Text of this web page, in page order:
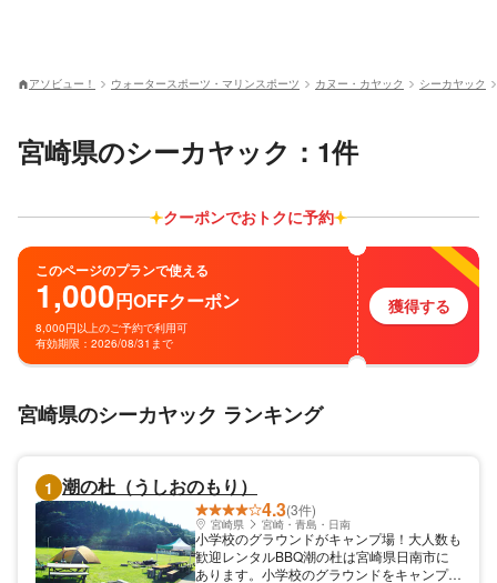
アソビュー！ ウォータースポーツ・マリンスポーツ カヌー・カヤック シーカヤック
宮崎県のシーカヤック：1件
クーポンでおトクに予約
このページのプランで使える
1,000円OFFクーポン
8,000円以上のご予約で利用可
有効期限：2026/08/31まで
獲得する
宮崎県のシーカヤック ランキング
1 潮の杜（うしおのもり）
4.3(3件)
宮崎県 宮崎・青島・日南
小学校のグラウンドがキャンプ場！大人数も
歓迎レンタルBBQ潮の杜は宮崎県日南市に
あります。小学校のグラウンドをキャンプ場